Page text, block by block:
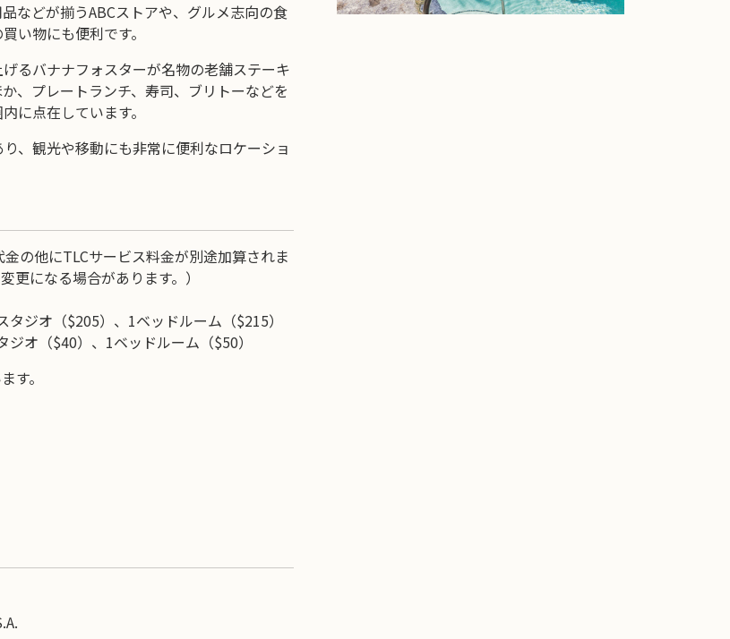
などが揃うABCストアや、グルメ志向の食
い物にも便利です。
るバナナフォスターが名物の老舗ステーキ
、プレートランチ、寿司、ブリトーなどを
に点在しています。
、観光や移動にも非常に便利なロケーショ
の他にTLCサービス料金が別途加算されま
になる場合があります。）
ジオ（$205）、1ベッドルーム（$215）
オ（$40）、1ベッドルーム（$50）
す。